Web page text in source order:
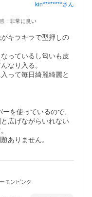
kin********さん
： 非常に良い
キラキラで型押しの
っているし匂いも皮
なり入る。
って毎日綺麗綺麗と
を使っているので、
広げながらいれない
モンピンク